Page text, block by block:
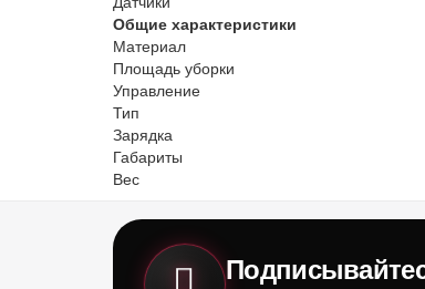
Общие характеристики
Материал
Площадь уборки
Управление
Тип
Зарядка
Габариты
Вес